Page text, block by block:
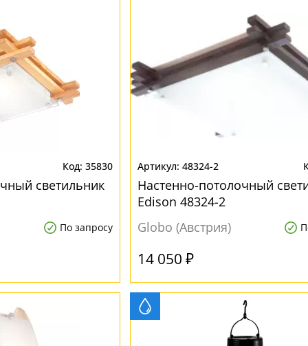
35830
светильник
По запросу
48324-2
Настенно-потолочный
Edison 48324-2
Globo (Австрия)
14 050 ₽